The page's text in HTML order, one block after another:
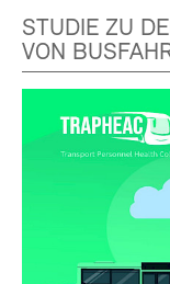
STUDIE ZU
VON